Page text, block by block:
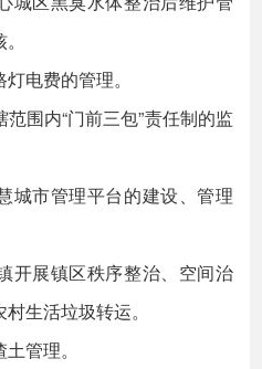
电费的管理。
范围内“门前三包”责任制的监
城市管理平台的建设、管理
开展镇区秩序整治、空间治
生活垃圾转运。
管理。